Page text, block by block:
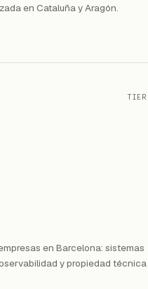
en Cataluña y Aragón.
TIER
en Barcelona: sistemas
y propiedad técnica